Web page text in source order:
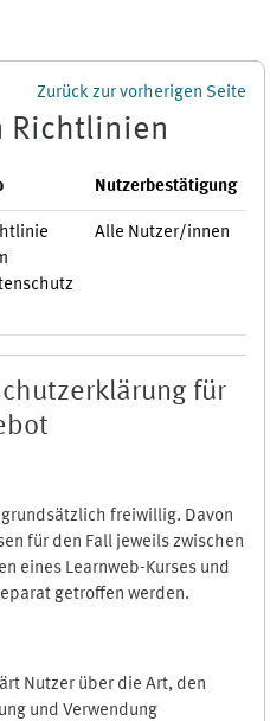
Zurück zur vorherigen Seite
Richtlinien
Nutzerbestätigung
Alle Nutzer/innen
für
freiwillig. Davon
für den Fall jeweils zwischen
eines Learnweb-Kurses und
getroffen werden.
Nutzer über die Art, den
und Verwendung